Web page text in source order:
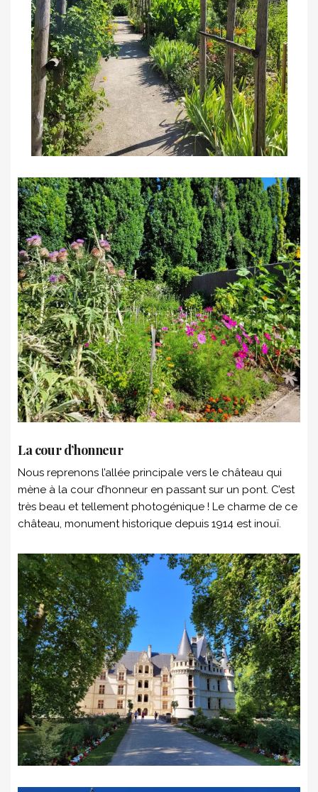
La cour d’honneur
Nous reprenons l’allée principale vers le château qui
mène à la cour d’honneur en passant sur un pont. C’est
très beau et tellement photogénique ! Le charme de ce
château, monument historique depuis 1914 est inouï.